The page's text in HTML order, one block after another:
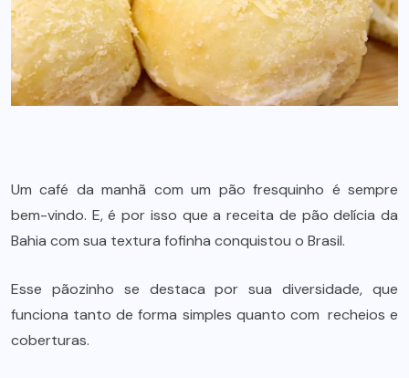
Um café da manhã com um pão fresquinho é sempre
bem-vindo. E, é por isso que a receita de pão delícia da
Bahia com sua textura fofinha conquistou o Brasil.
Esse pãozinho se destaca por sua diversidade, que
funciona tanto de forma simples quanto com recheios e
coberturas.